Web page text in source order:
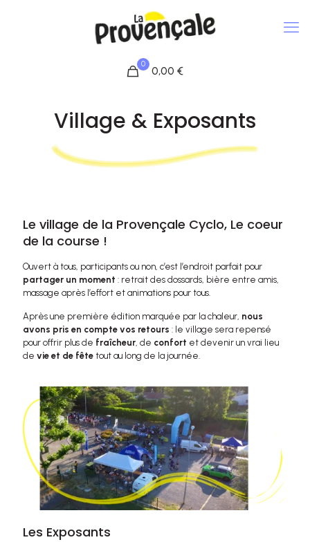
0
0,00 €
Village & Exposants
Le village de la Provençale Cyclo, Le coeur
de la course !
Ouvert à tous, participants ou non, c’est l’endroit parfait pour
partager un moment : retrait des dossards, bière entre amis,
massage après l’effort et animations pour tous.
Après une première édition marquée par la chaleur, nous
avons pris en compte vos retours : le village sera repensé
pour offrir plus de fraîcheur, de confort et devenir un vrai lieu
de vie et de fête tout au long de la journée.
Les Exposants